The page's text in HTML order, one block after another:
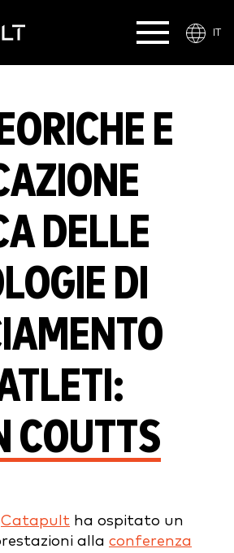
IT
E
DELLE
DI
COUTTS
Catapult ha ospitato un
alla conferenza